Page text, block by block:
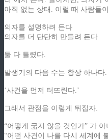
아직 없는 상태. 이럴 때 사람들
의자를 설명하려 든다
의자를 더 단단히 만들려 든다
둘 다 틀렸다.
발생기의 다음 수는 항상 하나다.
‘사건을 먼저 터뜨린다.’
그래서 관점을 이렇게 뒤집자.
“어떻게 굶지 않을 것인가” 가 아
“어떤 사건이 나를 다시 세계에